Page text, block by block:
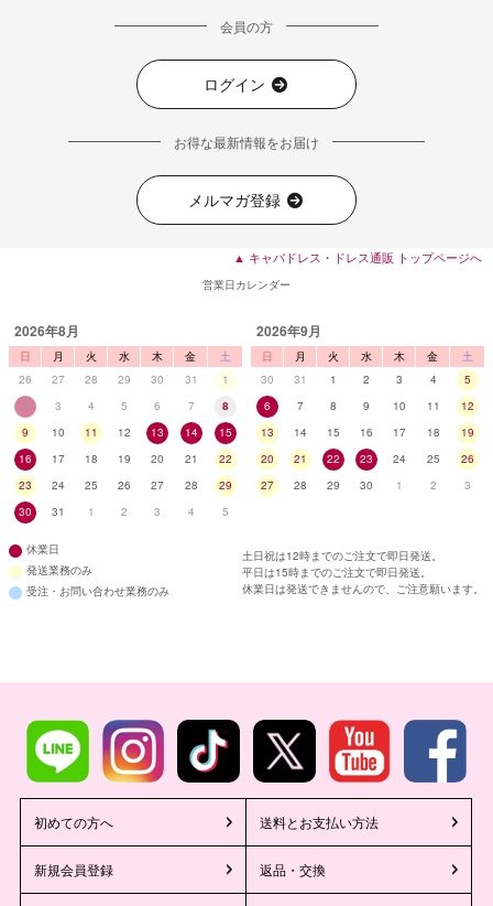
会員の方
ログイン
お得な最新情報をお届け
メルマガ登録
▲ キャバドレス・ドレス通販 トップページへ
営業日カレンダー
2026年8月
日 月 火 水 木 金
土
26
27 28 29 30 31
1
2
3 4 5 6 7
8
9
10 11 12 13 14
15
16
17 18 19 20 21
22
23
24 25 26 27 28
29
30
31 1 2 3 4 5
2026年9月
日 月 火 水 木 金
土
30
31 1 2 3 4
5
6
7 8 9 10 11
12
13
14 15 16 17 18
19
20
21 22 23 24 25
26
27
28 29 30 1 2 3
休業日
発送業務のみ
受注・お問い合わせ業務のみ
土日祝は12時までのご注文で即日発送。
平日は15時までのご注文で即日発送。
休業日は発送できませんので、ご注意願います。
初めての方へ 送料とお支払い方法
新規会員登録 返品・交換